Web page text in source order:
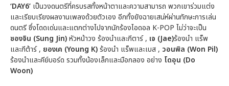
‘DAY6’ เป็นวงดนตรีที่ครบรสทั้งหน้าตาและความสามารถ พวกเขาร่วมแต่ง
และเรียบเรียงผลงานเพลงด้วยตัวเอง อีกทั้งยังฉายเสน่ห์ผ่านทักษะการเล่น
ดนตรี ซึ่งโดดเด่นและแตกต่างไปจากนักร้องไอดอล K-POP ไม่ว่าจะเป็น
ซองจิน (Sung Jin)หัวหน้าวง ร้องนำและกีตาร์ , เจ (Jae)ร้องนำ แร็พ
และกีต้าร์ , ยองเค (Young K)ร้องนำ แร็พและเบส , วอนพิล (Won Pil)
ร้องนำและคีย์บอร์ด รวมทั้งน้องเล็กและมือกลอง อย่าง โดอุน (Do
Woon)